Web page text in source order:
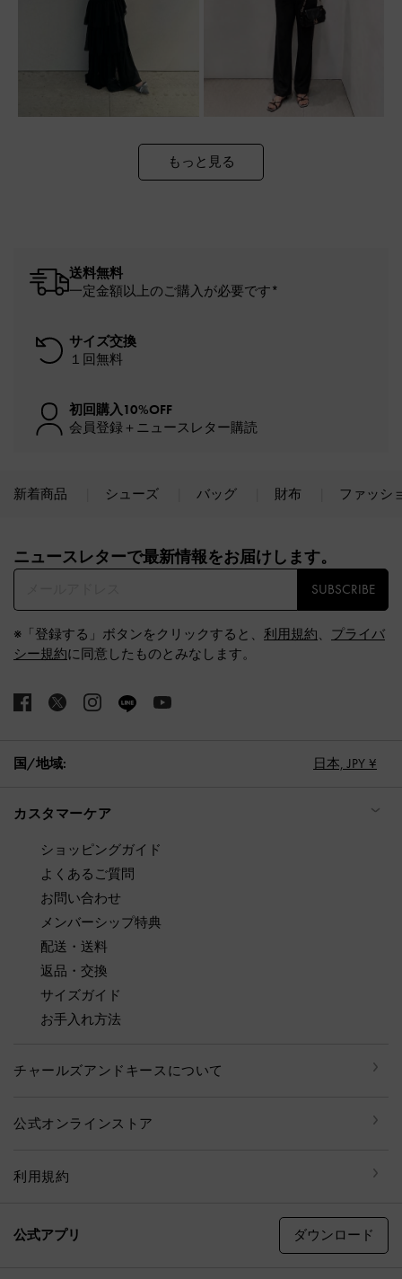
もっと見る
送料無料
一定金額以上のご購入が必要です*
サイズ交換
１回無料
初回購入10%OFF
会員登録＋ニュースレター購読
新着商品 シューズ バッグ 財布 ファッシ
ニュースレターで最新情報をお届けします。​
SUBSCRIBE
※「登録する」ボタンをクリックすると、 利用規約、 プライバ
シー規約に同意したものとみなします。
国/地域: 日本, JPY ¥
カスタマーケア
ショッピングガイド
よくあるご質問
お問い合わせ
メンバーシップ特典
配送・送料
返品・交換
サイズガイド
お手入れ方法
チャールズアンドキースについて
公式オンラインストア
利用規約
公式アプリ ダウンロード